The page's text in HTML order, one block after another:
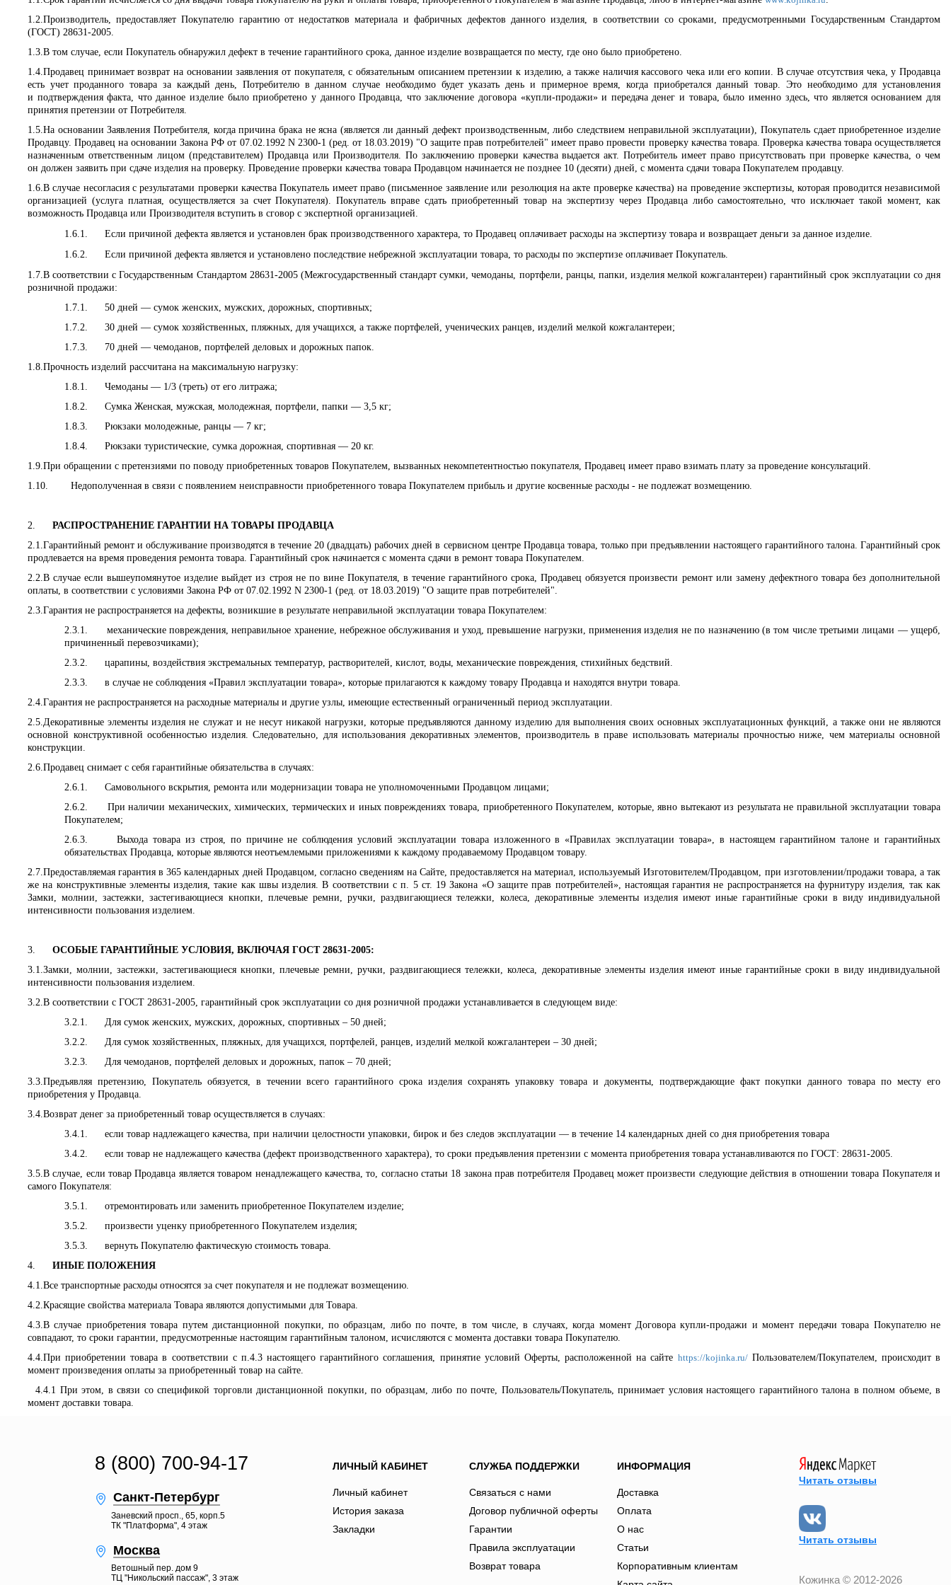
1.2.Производитель, предоставляет Покупателю гарантию от недостатков материала и фабричных дефектов данного изделия, в соответствии со сроками, предусмотренными Государственным Стандартом
(ГОСТ) 28631-2005.
1.3.В том случае, если Покупатель обнаружил дефект в течение гарантийного срока, данное изделие возвращается по месту, где оно было приобретено.
1.4.Продавец принимает возврат на основании заявления от покупателя, с обязательным описанием претензии к изделию, а также наличия кассового чека или его копии. В случае отсутствия чека, у Продавца
есть учет проданного товара за каждый день, Потребителю в данном случае необходимо будет указать день и примерное время, когда приобретался данный товар. Это необходимо для установления
и подтверждения факта, что данное изделие было приобретено у данного Продавца, что заключение договора «купли-продажи» и передача денег и товара, было именно здесь, что является основанием для
принятия претензии от Потребителя.
1.5.На основании Заявления Потребителя, когда причина брака не ясна (является ли данный дефект производственным, либо следствием неправильной эксплуатации), Покупатель сдает приобретенное изделие
Продавцу. Продавец на основании Закона РФ от 07.02.1992 N 2300-1 (ред. от 18.03.2019) "О защите прав потребителей" имеет право провести проверку качества товара. Проверка качества товара осуществляется
назначенным ответственным лицом (представителем) Продавца или Производителя. По заключению проверки качества выдается акт. Потребитель имеет право присутствовать при проверке качества, о чем
он должен заявить при сдаче изделия на проверку. Проведение проверки качества товара Продавцом начинается не позднее 10 (десяти) дней, с момента сдачи товара Покупателем продавцу.
1.6.В случае несогласия с результатами проверки качества Покупатель имеет право (письменное заявление или резолюция на акте проверке качества) на проведение экспертизы, которая проводится независимой
организацией (услуга платная, осуществляется за счет Покупателя). Покупатель вправе сдать приобретенный товар на экспертизу через Продавца либо самостоятельно, что исключает такой момент, как
возможность Продавца или Производителя вступить в сговор с экспертной организацией.
1.6.1.
Если причиной дефекта является и установлен брак производственного характера, то Продавец оплачивает расходы на экспертизу товара и возвращает деньги за данное изделие.
1.6.2.
Если причиной дефекта является и установлено последствие небрежной эксплуатации товара, то расходы по экспертизе оплачивает Покупатель.
1.7.В соответствии с Государственным Стандартом 28631-2005 (Межгосударственный стандарт сумки, чемоданы, портфели, ранцы, папки, изделия мелкой кожгалантереи) гарантийный срок эксплуатации со дня
розничной продажи:
1.7.1.
50 дней — сумок женских, мужских, дорожных, спортивных;
1.7.2.
30 дней — сумок хозяйственных, пляжных, для учащихся, а также портфелей, ученических ранцев, изделий мелкой кожгалантереи;
1.7.3.
70 дней — чемоданов, портфелей деловых и дорожных папок.
1.8.Прочность изделий рассчитана на максимальную нагрузку:
1.8.1.
Чемоданы — 1/3 (треть) от его литража;
1.8.2.
Сумка Женская, мужская, молодежная, портфели, папки — 3,5 кг;
1.8.3.
Рюкзаки молодежные, ранцы — 7 кг;
1.8.4.
Рюкзаки туристические, сумка дорожная, спортивная — 20 кг.
1.9.При обращении с претензиями по поводу приобретенных товаров Покупателем, вызванных некомпетентностью покупателя, Продавец имеет право взимать плату за проведение консультаций.
1.10.
Недополученная в связи с появлением неисправности приобретенного товара Покупателем прибыль и другие косвенные расходы - не подлежат возмещению.
2.
РАСПРОСТРАНЕНИЕ ГАРАНТИИ НА ТОВАРЫ ПРОДАВЦА
2.1.Гарантийный ремонт и обслуживание производятся в течение 20 (двадцать) рабочих дней в сервисном центре Продавца товара, только при предъявлении настоящего гарантийного талона. Гарантийный срок
продлевается на время проведения ремонта товара. Гарантийный срок начинается с момента сдачи в ремонт товара Покупателем.
2.2.В случае если вышеупомянутое изделие выйдет из строя не по вине Покупателя, в течение гарантийного срока, Продавец обязуется произвести ремонт или замену дефектного товара без дополнительной
оплаты, в соответствии с условиями Закона РФ от 07.02.1992 N 2300-1 (ред. от 18.03.2019) "О защите прав потребителей".
2.3.Гарантия не распространяется на дефекты, возникшие в результате неправильной эксплуатации товара Покупателем:
2.3.1.
механические повреждения, неправильное хранение, небрежное обслуживания и уход, превышение нагрузки, применения изделия не по назначению (в том числе третьими лицами — ущерб,
причиненный перевозчиками);
2.3.2.
царапины, воздействия экстремальных температур, растворителей, кислот, воды, механические повреждения, стихийных бедствий.
2.3.3.
в случае не соблюдения «Правил эксплуатации товара», которые прилагаются к каждому товару Продавца и находятся внутри товара.
2.4.Гарантия не распространяется на расходные материалы и другие узлы, имеющие естественный ограниченный период эксплуатации.
2.5.Декоративные элементы изделия не служат и не несут никакой нагрузки, которые предъявляются данному изделию для выполнения своих основных эксплуатационных функций, а также они не являются
основной конструктивной особенностью изделия. Следовательно, для использования декоративных элементов, производитель в праве использовать материалы прочностью ниже, чем материалы основной
конструкции.
2.6.Продавец снимает с себя гарантийные обязательства в случаях:
2.6.1.
Самовольного вскрытия, ремонта или модернизации товара не уполномоченными Продавцом лицами;
2.6.2.
При наличии механических, химических, термических и иных повреждениях товара, приобретенного Покупателем, которые, явно вытекают из результата не правильной эксплуатации товара
Покупателем;
2.6.3.
Выхода товара из строя, по причине не соблюдения условий эксплуатации товара изложенного в «Правилах эксплуатации товара», в настоящем гарантийном талоне и гарантийных
обязательствах Продавца, которые являются неотъемлемыми приложениями к каждому продаваемому Продавцом товару.
2.7.Предоставляемая гарантия в 365 календарных дней Продавцом, согласно сведениям на Сайте, предоставляется на материал, используемый Изготовителем/Продавцом, при изготовлении/продажи товара, а так
же на конструктивные элементы изделия, такие как швы изделия. В соответствии с п. 5 ст. 19 Закона «О защите прав потребителей», настоящая гарантия не распространяется на фурнитуру изделия, так как
Замки, молнии, застежки, застегивающиеся кнопки, плечевые ремни, ручки, раздвигающиеся тележки, колеса, декоративные элементы изделия имеют иные гарантийные сроки в виду индивидуальной
интенсивности пользования изделием.
3.
ОСОБЫЕ ГАРАНТИЙНЫЕ УСЛОВИЯ, ВКЛЮЧАЯ ГОСТ 28631-2005:
3.1.Замки, молнии, застежки, застегивающиеся кнопки, плечевые ремни, ручки, раздвигающиеся тележки, колеса, декоративные элементы изделия имеют иные гарантийные сроки в виду индивидуальной
интенсивности пользования изделием.
3.2.В соответствии с ГОСТ 28631-2005, гарантийный срок эксплуатации со дня розничной продажи устанавливается в следующем виде:
3.2.1.
Для сумок женских, мужских, дорожных, спортивных – 50 дней;
3.2.2.
Для сумок хозяйственных, пляжных, для учащихся, портфелей, ранцев, изделий мелкой кожгалантереи – 30 дней;
3.2.3.
Для чемоданов, портфелей деловых и дорожных, папок – 70 дней;
3.3.Предъявляя претензию, Покупатель обязуется, в течении всего гарантийного срока изделия сохранять упаковку товара и документы, подтверждающие факт покупки данного товара по месту его
приобретения у Продавца.
3.4.Возврат денег за приобретенный товар осуществляется в случаях:
3.4.1.
если товар надлежащего качества, при наличии целостности упаковки, бирок и без следов эксплуатации — в течение 14 календарных дней со дня приобретения товара
3.4.2.
если товар не надлежащего качества (дефект производственного характера), то сроки предъявления претензии с момента приобретения товара устанавливаются по ГОСТ: 28631-2005.
3.5.В случае, если товар Продавца является товаром ненадлежащего качества, то, согласно статьи 18 закона прав потребителя Продавец может произвести следующие действия в отношении товара Покупателя и
самого Покупателя:
3.5.1.
отремонтировать или заменить приобретенное Покупателем изделие;
3.5.2.
произвести уценку приобретенного Покупателем изделия;
3.5.3.
вернуть Покупателю фактическую стоимость товара.
4.
ИНЫЕ ПОЛОЖЕНИЯ
4.1.Все транспортные расходы относятся за счет покупателя и не подлежат возмещению.
4.2.Красящие свойства материала Товара являются допустимыми для Товара.
4.3.В случае приобретения товара путем дистанционной покупки, по образцам, либо по почте, в том числе, в случаях, когда момент Договора купли-продажи и момент передачи товара Покупателю не
совпадают, то сроки гарантии, предусмотренные настоящим гарантийным талоном, исчисляются с момента доставки товара Покупателю.
4.4.При приобретении товара в соответствии с п.4.3 настоящего гарантийного соглашения, принятие условий Оферты, расположенной на сайте https://kojinka.ru/Пользователем/Покупателем, происходит в
момент произведения оплаты за приобретенный товар на сайте.
4.4.1 При этом, в связи со спецификой торговли дистанционной покупки, по образцам, либо по почте, Пользователь/Покупатель, принимает условия настоящего гарантийного талона в полном объеме, в
момент доставки товара.
8 (800) 700-94-17
Санкт-Петербург
Заневский просп., 65, корп.5
ТК "Платформа", 4 этаж
Москва
Ветошный пер. дом 9
ТЦ "Никольский пассаж", 3 этаж
ЛИЧНЫЙ КАБИНЕТ
Личный кабинет
История заказа
Закладки
СЛУЖБА ПОДДЕРЖКИ
Связаться с нами
Договор публичной оферты
Гарантии
Правила эксплуатации
Возврат товара
ИНФОРМАЦИЯ
Доставка
Оплата
О нас
Статьи
Корпоративным клиентам
Читать отзывы
Читать отзывы
Кожинка © 2012-2026